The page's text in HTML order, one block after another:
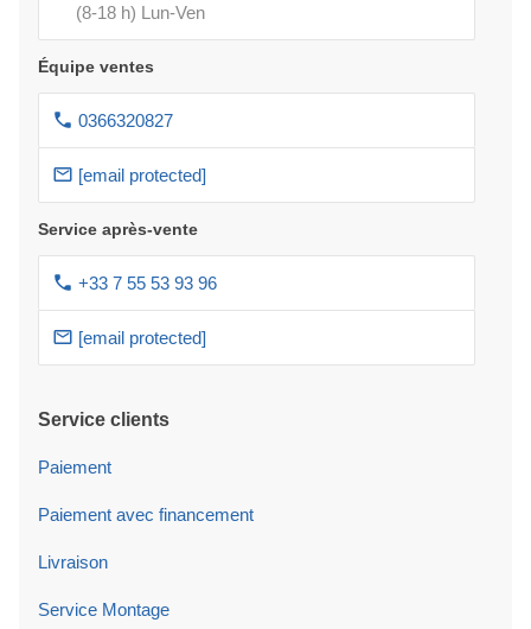
(8-18 h) Lun-Ven
Équipe ventes
0366320827
[email protected]
Service après-vente
+33 7 55 53 93 96
[email protected]
Service clients
Paiement
Paiement avec financement
Livraison
Service Montage